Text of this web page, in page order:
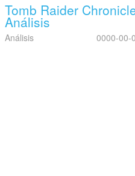
Tomb Raider
Análisis
Análisis 0000-00-